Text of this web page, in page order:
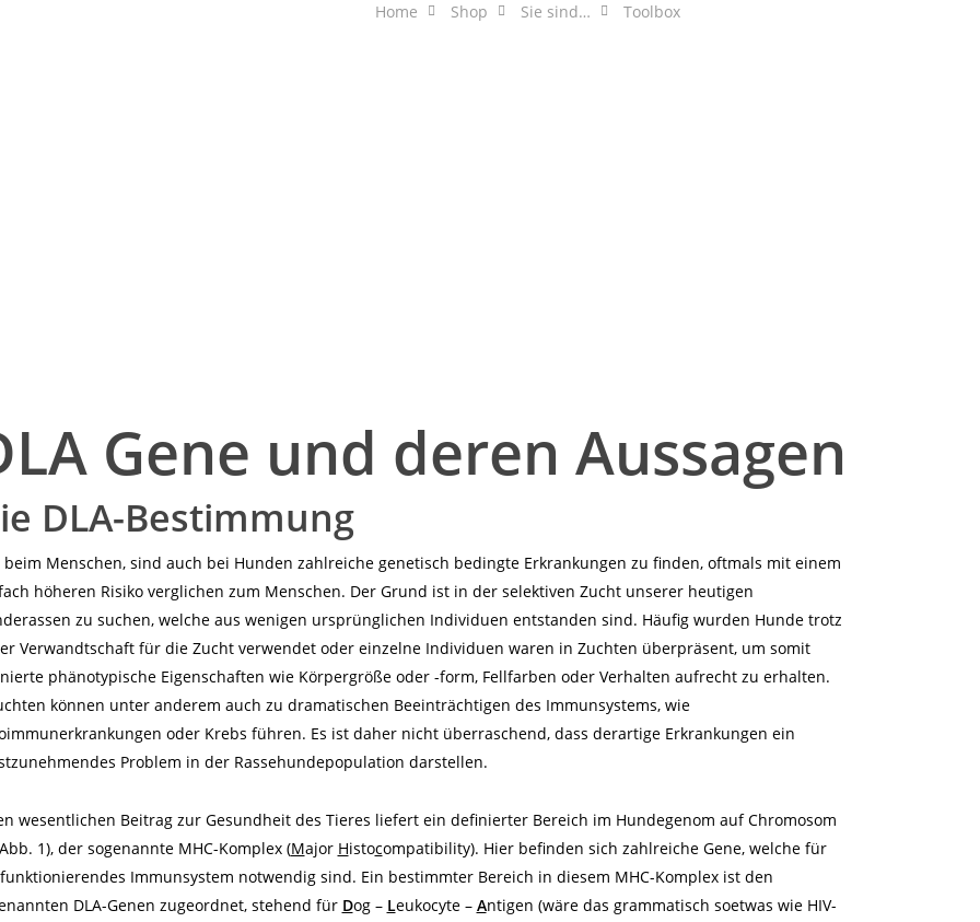
Home Shop Sie sind… Toolbox
Gene und deren Aussagen
DLA-Bestimmung
beim Menschen, sind auch bei Hunden zahlreiche genetisch bedingte Erkrankungen zu finden, oftmals mit einem
höheren Risiko verglichen zum Menschen. Der Grund ist in der selektiven Zucht unserer heutigen
zu suchen, welche aus wenigen ursprünglichen Individuen entstanden sind. Häufig wurden Hunde trotz
Verwandtschaft für die Zucht verwendet oder einzelne Individuen waren in Zuchten überpräsent, um somit
phänotypische Eigenschaften wie Körpergröße oder -form, Fellfarben oder Verhalten aufrecht zu erhalten.
können unter anderem auch zu dramatischen Beeinträchtigen des Immunsystems, wie
oder Krebs führen. Es ist daher nicht überraschend, dass derartige Erkrankungen ein
Problem in der Rassehundepopulation darstellen.
wesentlichen Beitrag zur Gesundheit des Tieres liefert ein definierter Bereich im Hundegenom auf Chromosom
1), der sogenannte MHC-Komplex (Major Histocompatibility). Hier befinden sich zahlreiche Gene, welche für
Immunsystem notwendig sind. Ein bestimmter Bereich in diesem MHC-Komplex ist den
DLA-Genen zugeordnet, stehend für Dog – Leukocyte – Antigen (wäre das grammatisch soetwas wie HIV-